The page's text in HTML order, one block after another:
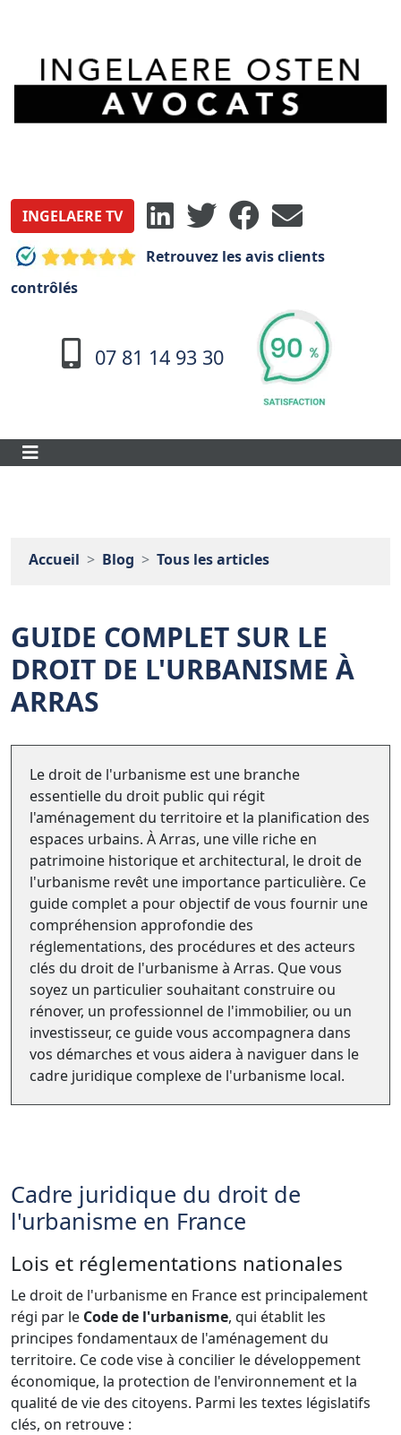
INGELAERE TV
Retrouvez les avis clients
contrôlés
07 81 14 93 30
Accueil Blog Tous les articles
GUIDE COMPLET SUR LE
DROIT DE L'URBANISME À
ARRAS
Le droit de l'urbanisme est une branche
essentielle du droit public qui régit
l'aménagement du territoire et la planification des
espaces urbains. À Arras, une ville riche en
patrimoine historique et architectural, le droit de
l'urbanisme revêt une importance particulière. Ce
guide complet a pour objectif de vous fournir une
compréhension approfondie des
réglementations, des procédures et des acteurs
clés du droit de l'urbanisme à Arras. Que vous
soyez un particulier souhaitant construire ou
rénover, un professionnel de l'immobilier, ou un
investisseur, ce guide vous accompagnera dans
vos démarches et vous aidera à naviguer dans le
cadre juridique complexe de l'urbanisme local.
Cadre juridique du droit de
l'urbanisme en France
Lois et réglementations nationales
Le droit de l'urbanisme en France est principalement
régi par le Code de l'urbanisme, qui établit les
principes fondamentaux de l'aménagement du
territoire. Ce code vise à concilier le développement
économique, la protection de l'environnement et la
qualité de vie des citoyens. Parmi les textes législatifs
clés, on retrouve :